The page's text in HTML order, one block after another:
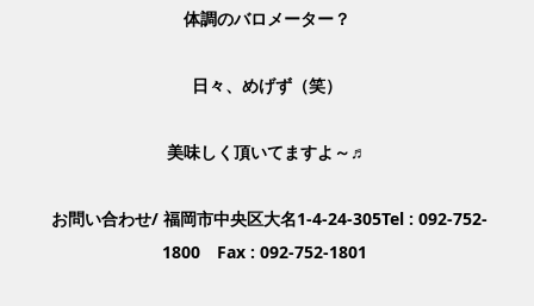
体調のバロメーター？
日々、めげず（笑）
美味しく頂いてますよ～♬
お問い合わせ/ 福岡市中央区大名1-4-24-305Tel : 092-752-
1800 Fax : 092-752-1801